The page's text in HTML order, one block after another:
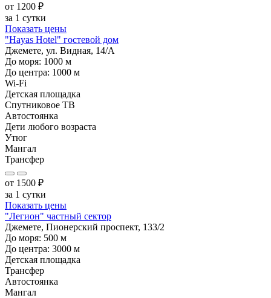
от 1200 ₽
за 1 сутки
Показать цены
"Hayas Hotel" гостевой дом
Джемете, ул. Видная, 14/А
До моря: 1000 м
До центра: 1000 м
Wi-Fi
Детская площадка
Спутниковое ТВ
Автостоянка
Дети любого возраста
Утюг
Мангал
Трансфер
от 1500 ₽
за 1 сутки
Показать цены
"Легион" частный сектор
Джемете, Пионерский проспект, 133/2
До моря: 500 м
До центра: 3000 м
Детская площадка
Трансфер
Автостоянка
Мангал